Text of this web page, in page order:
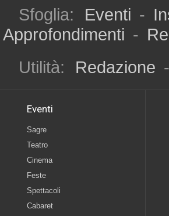
Sfoglia: Eventi -
Approfondimenti -
Utilità:
Redazione -
Eventi
Sagre
Teatro
Cinema
Feste
Spettacoli
Cabaret